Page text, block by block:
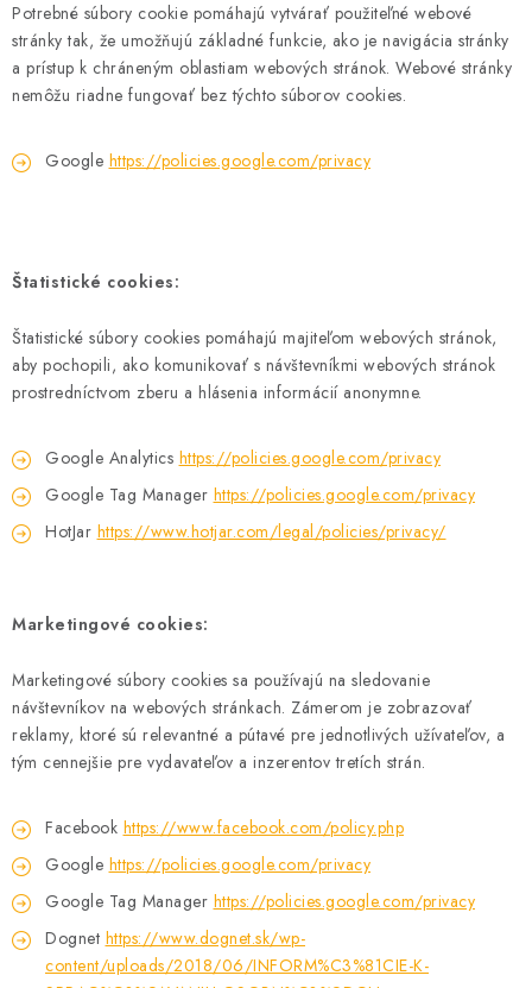
Potrebné súbory cookie pomáhajú vytvárať použiteľné webové
stránky tak, že umožňujú základné funkcie, ako je navigácia stránky
a prístup k chráneným oblastiam webových stránok. Webové stránky
nemôžu riadne fungovať bez týchto súborov cookies.
Google https://policies.google.com/privacy
Štatistické cookies:
Štatistické súbory cookies pomáhajú majiteľom webových stránok,
aby pochopili, ako komunikovať s návštevníkmi webových stránok
prostredníctvom zberu a hlásenia informácií anonymne.
Google Analytics https://policies.google.com/privacy
Google Tag Manager https://policies.google.com/privacy
HotJar https://www.hotjar.com/legal/policies/privacy/
Marketingové cookies:
Marketingové súbory cookies sa používajú na sledovanie
návštevníkov na webových stránkach. Zámerom je zobrazovať
reklamy, ktoré sú relevantné a pútavé pre jednotlivých užívateľov, a
tým cennejšie pre vydavateľov a inzerentov tretích strán.
Facebook https://www.facebook.com/policy.php
Google https://policies.google.com/privacy
Google Tag Manager https://policies.google.com/privacy
Dognet https://www.dognet.sk/wp-
content/uploads/2018/06/INFORM%C3%81CIE-K-